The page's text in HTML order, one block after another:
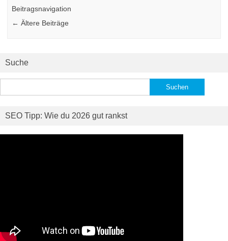
Beitragsnavigation
← Ältere Beiträge
Suche
nach:
SEO Tipp: Wie du 2026 gut rankst